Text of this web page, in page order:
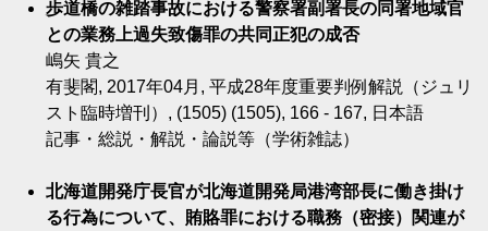
歩道橋の雑踏事故における警察署副署長の同署地域官
との業務上過失致傷罪の共同正犯の成否
嶋矢 貴之
有斐閣, 2017年04月, 平成28年度重要判例解説（ジュリ
スト臨時増刊）, (1505) (1505), 166 - 167, 日本語
記事・総説・解説・論説等（学術雑誌）
北海道開発庁長官が北海道開発局港湾部長に働き掛け
る行為について、賄賂罪における職務（密接）関連が